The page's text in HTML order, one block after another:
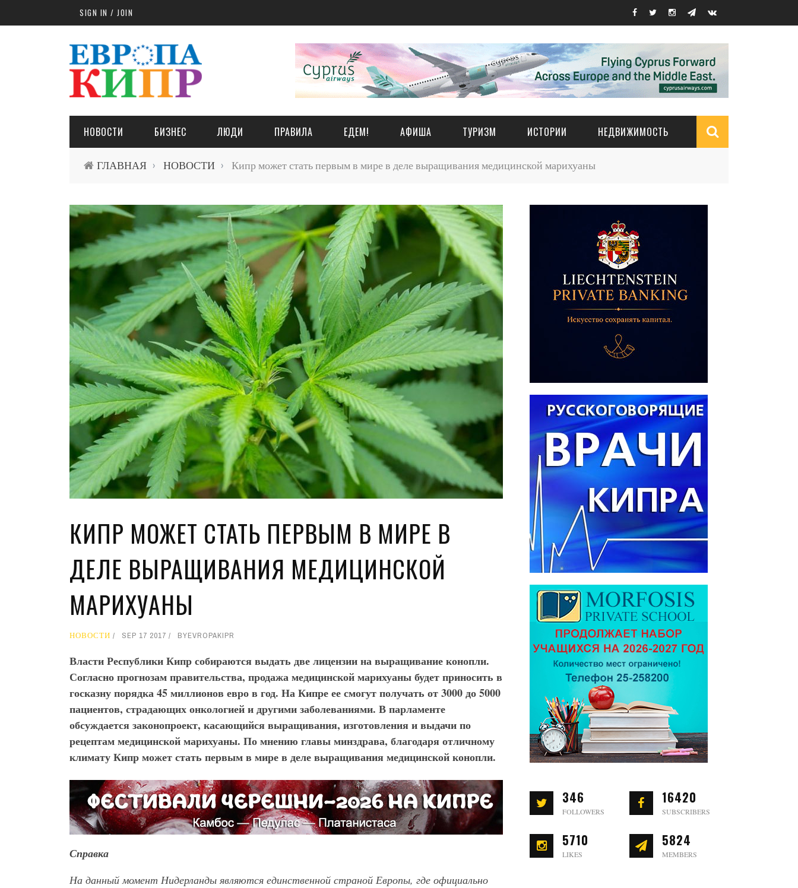
Skip to main contentSIGN IN / JOIN
НОВОСТИ БИЗНЕС ЛЮДИ ПРАВИЛА ЕДЕМ! АФИША ТУРИЗМ ИСТОРИИ НЕДВИЖИМОСТЬ
ГЛАВНАЯ › НОВОСТИ › Кипр может стать первым в мире в деле выращивания медицинской марихуаны
КИПР МОЖЕТ СТАТЬ ПЕРВЫМ В МИРЕ В
ДЕЛЕ ВЫРАЩИВАНИЯ МЕДИЦИНСКОЙ
МАРИХУАНЫ
НОВОСТИ SEP 17 2017 BYEVROPAKIPR
Власти Республики Кипр собираются выдать две лицензии на выращивание конопли.
Согласно прогнозам правительства, продажа медицинской марихуаны будет приносить в
госказну порядка 45 миллионов евро в год. На Кипре ее смогут получать от 3000 до 5000
пациентов, страдающих онкологией и другими заболеваниями. В парламенте
обсуждается законопроект, касающийся выращивания, изготовления и выдачи по
рецептам медицинской марихуаны. По мнению главы минздрава, благодаря отличному
климату Кипр может стать первым в мире в деле выращивания медицинской конопли.
Справка
На данный момент Нидерланды являются единственной страной Европы, где официально
346
FOLLOWERS
16420
SUBSCRIBERS
5710
LIKES
5824
MEMBERS